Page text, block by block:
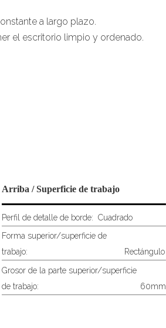
a largo plazo.
el escritorio limpio y ordenado.
Arriba / Superficie de trabajo
Perfil de detalle de borde: Cuadrado
Forma superior/superficie de
trabajo:
Rectángulo
Grosor de la parte superior/superficie
de trabajo:
60mm